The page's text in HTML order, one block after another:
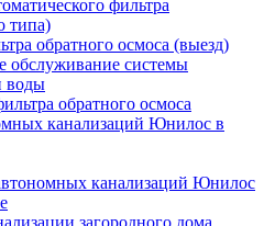
фильтра
типа)
обратного осмоса (выезд)
обслуживание системы
воды
обратного осмоса
канализаций Юнилос в
канализаций Юнилос
загородного дома